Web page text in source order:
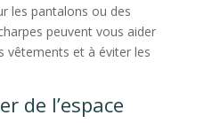
les pantalons ou des
peuvent vous aider
vêtements et à éviter les
de l’espace